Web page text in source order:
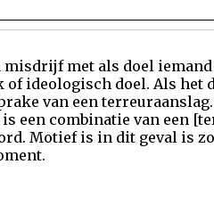
misdrijf met als doel
ideologisch doel. Als het
van een terreuraanslag.
een combinatie van een
Motief is in dit geval is